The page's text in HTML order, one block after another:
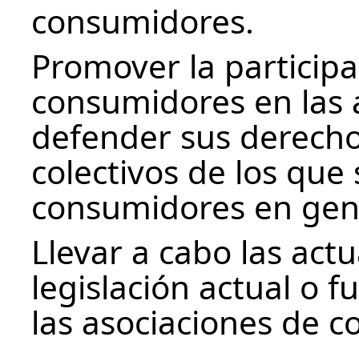
consumidores.
Promover la
consumidores en las
defender sus
colectivos de los
consumidores en
Llevar a cabo las
legislación actual o
las asociaciones de